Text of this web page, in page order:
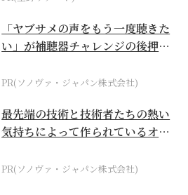
「ヤブサメの声をもう一度聴きた
い」が補聴器チャレンジの後押し
PR(ソノヴァ・ジャパン株式会社)
最先端の技術と技術者たちの熱い
気持ちによって作られているオー
PR(ソノヴァ・ジャパン株式会社)